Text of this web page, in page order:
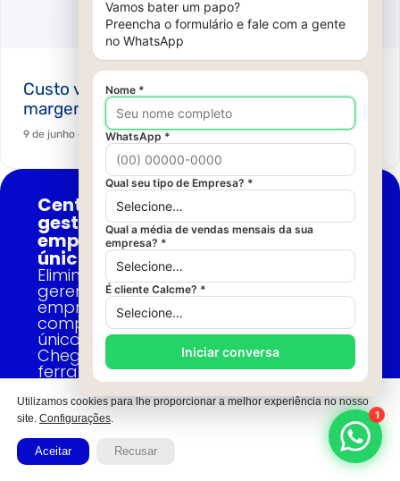
Custo virou estratégia: como proteger
margem na marcenaria em 2026
9 de junho de 2026
Centralize toda a
gestão da sua
empresa em um
único lugar.
Elimine o caos e
gerencie a sua
empresa por
completo em um
único sistema.
Chega de várias
ferramentas no seu
negócio!
Conheça a
Utilizamos cookies para lhe proporcionar a melhor experiência no nosso
site. Configurações.
Aceitar Recusar